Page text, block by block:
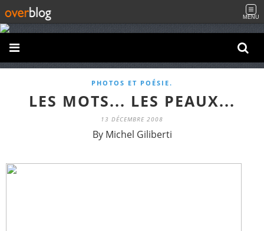
MENU
PHOTOS ET POÉSIE.
LES MOTS... LES PEAUX...
13 DÉCEMBRE 2008
By Michel Giliberti